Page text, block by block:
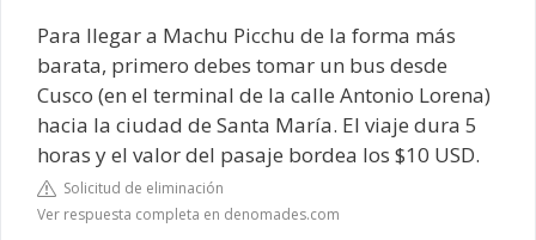
Para llegar a Machu Picchu de la forma más
barata, primero debes tomar un bus desde
Cusco (en el terminal de la calle Antonio Lorena)
hacia la ciudad de Santa María. El viaje dura 5
horas y el valor del pasaje bordea los $10 USD.
Solicitud de eliminación
Ver respuesta completa en denomades.com